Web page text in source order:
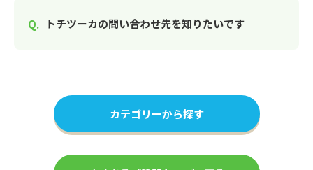
トチツーカの問い合わせ先を知りたいです
カテゴリーから探す